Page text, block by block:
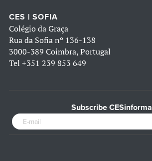
CES | SOFIA
Colégio da Graça
Rua da Sofia nº 136-138
3000-389 Coimbra, Portugal
Tel +351 239 853 649
Subscribe CESinforma